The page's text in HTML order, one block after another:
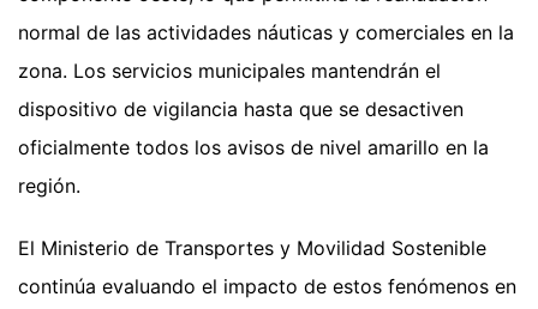
normal de las actividades náuticas y comerciales en la
zona. Los servicios municipales mantendrán el
dispositivo de vigilancia hasta que se desactiven
oficialmente todos los avisos de nivel amarillo en la
región.
El Ministerio de Transportes y Movilidad Sostenible
continúa evaluando el impacto de estos fenómenos en